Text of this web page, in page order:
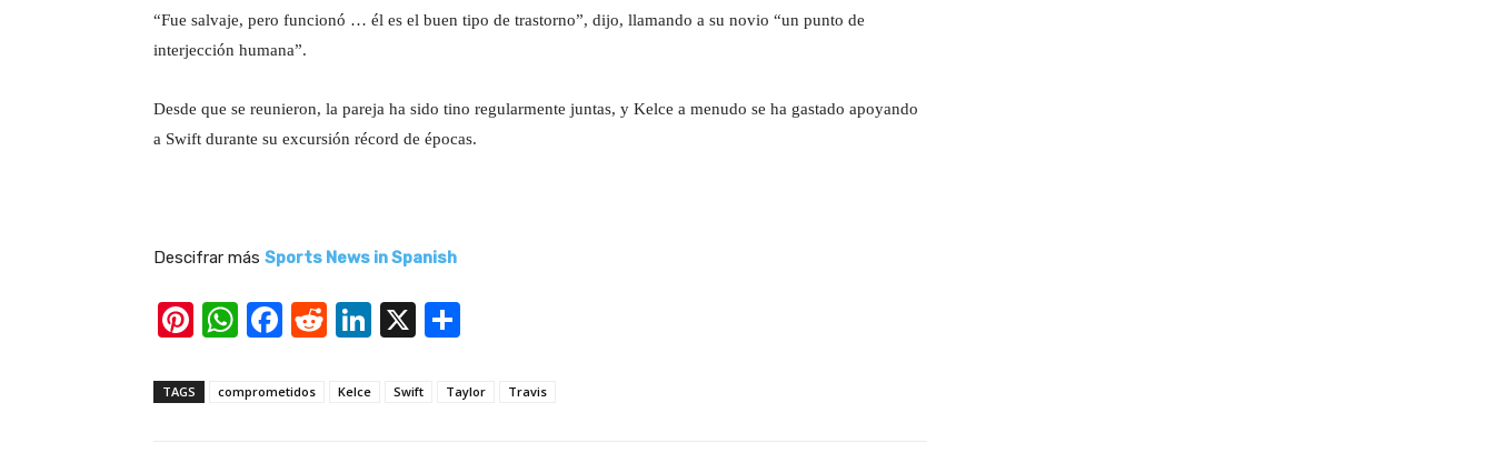
“Fue salvaje, pero funcionó … él es el buen tipo de trastorno”, dijo, llamando a su novio “un punto de
interjección humana”.
Desde que se reunieron, la pareja ha sido tino regularmente juntas, y Kelce a menudo se ha gastado apoyando
a Swift durante su excursión récord de épocas.
Descifrar más Sports News in Spanish
Pi
er
W
at
F
c
R
d
Li
X
ar
TAGS comprometidos Kelce Swift Taylor Travis